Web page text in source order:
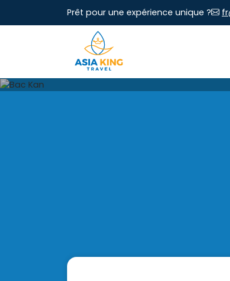
Prêt pour une expérience unique ?